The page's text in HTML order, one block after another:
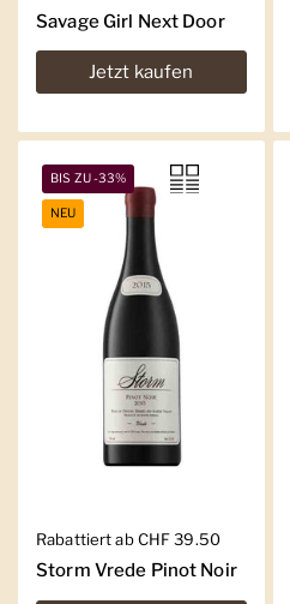
Savage Girl Next Door
Jetzt kaufen
Regulärer Preis
Rabattiert ab CHF 39.50
Storm Vrede Pinot Noir
BIS ZU -33%
NEU